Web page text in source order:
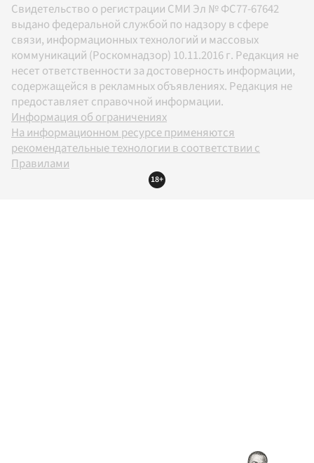
Свидетельство о регистрации СМИ Эл № ФС77-67642
выдано федеральной службой по надзору в сфере
связи, информационных технологий и массовых
коммуникаций (Роскомнадзор) 10.11.2016 г. Редакция не
несет ответственности за достоверность информации,
содержащейся в рекламных объявлениях. Редакция не
предоставляет справочной информации.
Информация об ограничениях
На информационном ресурсе применяются
рекомендательные технологии в соответствии с
Правилами
18+